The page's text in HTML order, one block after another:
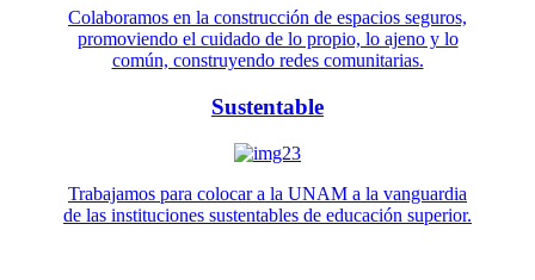
Colaboramos en la construcción de espacios seguros,
promoviendo el cuidado de lo propio, lo ajeno y lo
común, construyendo redes comunitarias.
Sustentable
Trabajamos para colocar a la UNAM a la vanguardia
de las instituciones sustentables de educación superior.